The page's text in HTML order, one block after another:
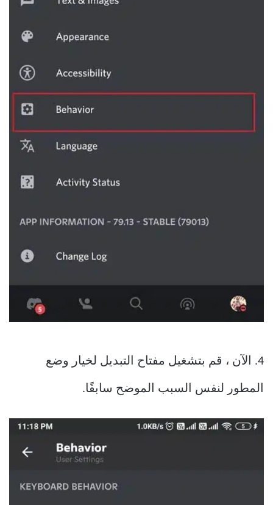
4. الآن ، قم بتشغيل مفتاح التبديل لخيار وضع
المطور لنفس السبب الموضح سابقًا.